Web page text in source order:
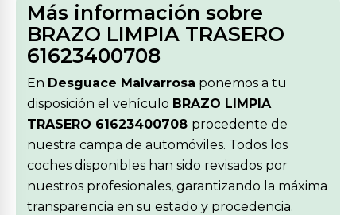
Más información sobre
BRAZO LIMPIA TRASERO
61623400708
En Desguace Malvarrosa ponemos a tu
disposición el vehículo BRAZO LIMPIA
TRASERO 61623400708 procedente de
nuestra campa de automóviles. Todos los
coches disponibles han sido revisados por
nuestros profesionales, garantizando la máxima
transparencia en su estado y procedencia.